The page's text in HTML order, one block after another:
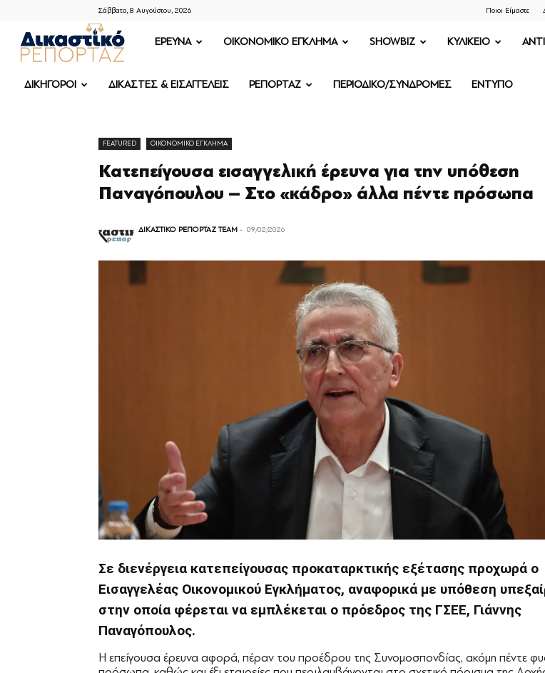
Σάββατο, 8 Αυγούστου, 2026 Ποιοι Είμαστε
ΔΙΚΑΣΤΙΚΟ
ΡΕΠΟΡΤΑΖ
ΕΡΕΥΝΑ OIKONOMIKO ΕΓΚΛΗΜΑ SHOWBIZ ΚΥΛΙΚΕΙΟ
ΔΙΚΗΓΟΡΟΙ ΔΙΚΑΣΤΕΣ & ΕΙΣΑΓΓΕΛΕΙΣ ΡΕΠΟΡΤΑΖ ΠΕΡΙΟΔΙΚΟ/ΣΥΝΔΡΟΜΕΣ ΕΝΤΥΠΟ
FEATURED OIKONOMIKO ΕΓΚΛΗΜΑ
Κατεπείγουσα εισαγγελική έρευνα για την υπόθεση
Παναγόπουλου – Στο «κάδρο» άλλα πέντε πρόσωπα
ΔΙΚΑΣΤΙΚΟ ΡΕΠΟΡΤΑΖ TEAM - 09/02/2026
Σε διενέργεια κατεπείγουσας προκαταρκτικής εξέτασης προχωρά ο
Εισαγγελέας Οικονομικού Εγκλήματος, αναφορικά με υπόθεση
στην οποία φέρεται να εμπλέκεται ο πρόεδρος της ΓΣΕΕ, Γιάννης
Παναγόπουλος.
Η επείγουσα έρευνα αφορά, πέραν του προέδρου της Συνομοσπονδίας, ακόμη πέντε